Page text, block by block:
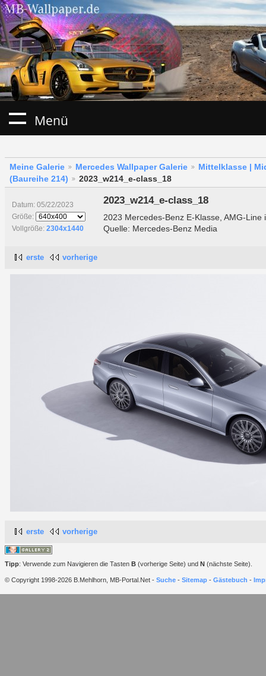
Menü
Meine Galerie Mercedes Wallpaper Galerie
Mittelklasse |
(Baureihe 214)
2023_w214_e-class_18
Datum: 05/22/2023
Größe:
Vollgröße: 2304x1440
2023_w214_e-class_18
2023 Mercedes-Benz E-Klasse, AMG-Line
Quelle: Mercedes-Benz Media
erste vorherige
erste vorherige
Tipp: Verwende zum Navigieren die Tasten B (vorherige Seite) und N (nächste Seite).
© Copyright 1998-2026 B.Mehlhorn, MB-Portal.Net - Suche - Sitemap - Gästebuch -